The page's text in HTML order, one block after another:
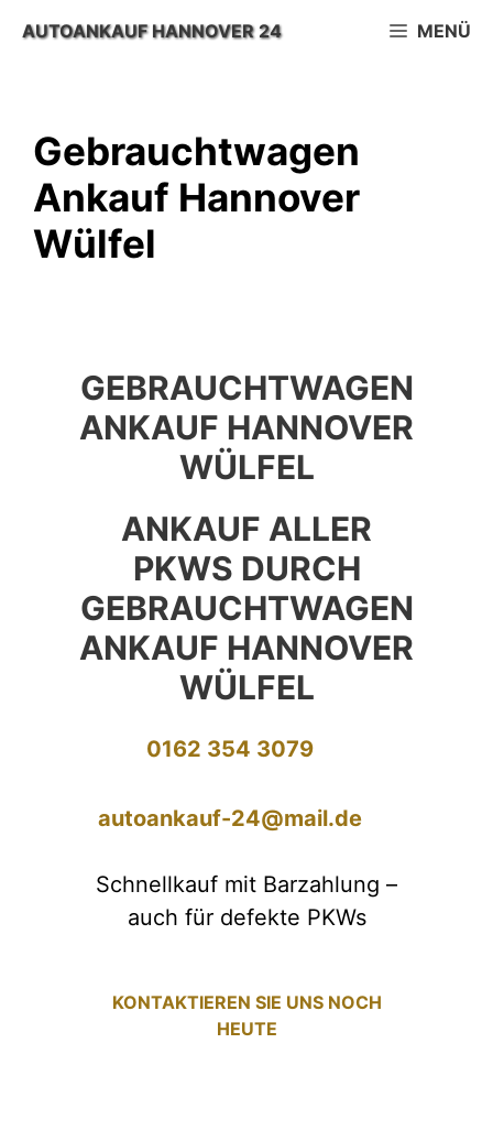
InhaltAUTOANKAUF HANNOVER 24 MENÜ
Gebrauchtwagen
Ankauf Hannover
Wülfel
GEBRAUCHTWAGEN
ANKAUF HANNOVER
WÜLFEL
ANKAUF ALLER
PKWS DURCH
GEBRAUCHTWAGEN
ANKAUF HANNOVER
WÜLFEL
0162 354 3079
autoankauf-24@mail.de
Schnellkauf mit Barzahlung –
auch für defekte PKWs
KONTAKTIEREN SIE UNS NOCH
HEUTE